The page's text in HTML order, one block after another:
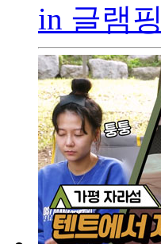
in 글램